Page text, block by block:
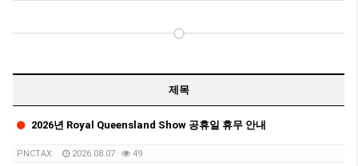
제목
2026년 Royal Queensland Show 공휴일 휴무 안내
PNCTAX 2026.08.07 49